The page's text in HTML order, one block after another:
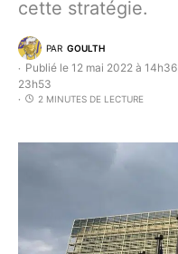
cette stratégie.
PAR GOULTH
Publié le 12 mai 2022 à 14h36
23h53
2 MINUTES DE LECTURE